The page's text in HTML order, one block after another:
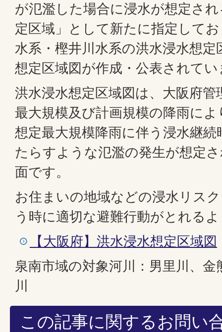
が氾濫した場合に浸水が想定さ
定区域」として新たに指定して
水系・樫井川水系の洪水浸水想
想定区域図が作成・公表されて
洪水浸水想定区域図は、大阪府
最大規模及び計画規模の降雨に
想定最大規模降雨に伴う浸水継
たらすような氾濫の発生が想定
面です。
お住まいの地域などの浸水リス
う時に適切な避難行動がとれる
【大阪府】洪水浸水想定区域図
泉南市域の対象河川：男里川、
川
この記事に関するお問い